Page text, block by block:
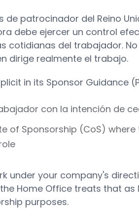
de patrocinador del Reino
debe ejercer un control
cotidianas del trabajador.
dirige realmente el trabajo.
in its Sponsor Guidance
con la intención de
of Sponsorship (CoS)
under your company's
Home Office treats that
purposes.